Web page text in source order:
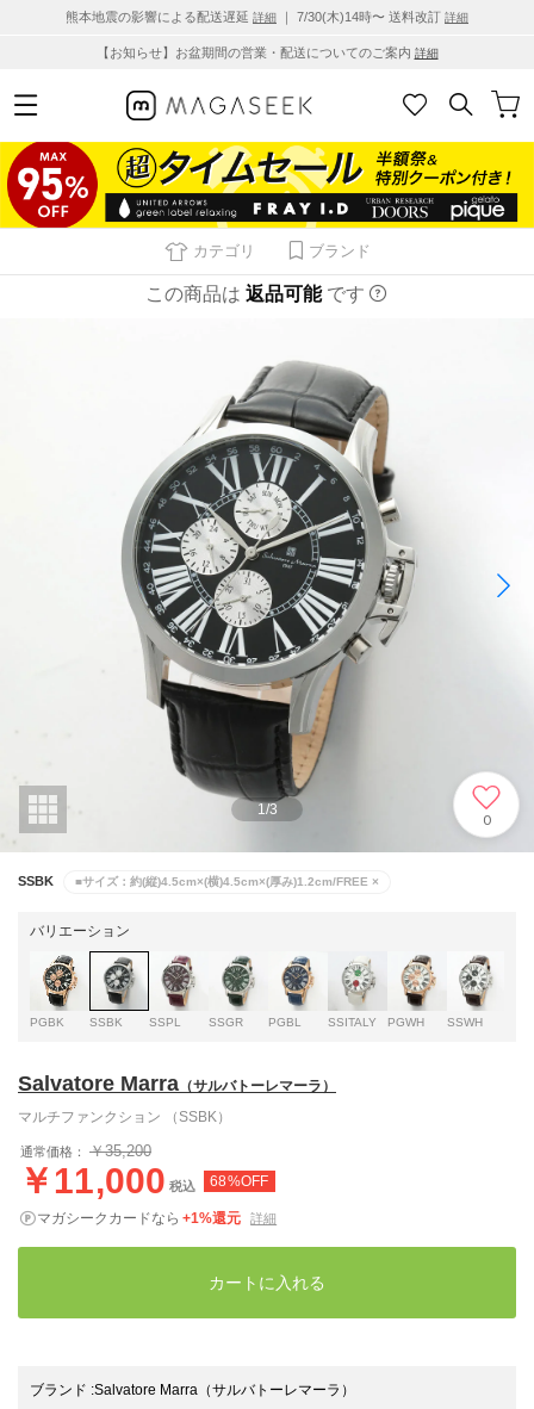
熊本地震の影響による配送遅延 詳細 ｜ 7/30(木)14時〜 送料改訂 詳細
【お知らせ】お盆期間の営業・配送についてのご案内 詳細
カテゴリ ブランド
この商品は 返品可能 です
1/3
0
SSBK ■サイズ：約(縦)4.5cm×(横)4.5cm×(厚み)1.2cm/FREE ×
バリエーション
PGBK SSBK SSPL SSGR PGBL SSITALY PGWH SSWH
Salvatore Marra （サルバトーレマーラ）
マルチファンクション （SSBK）
通常価格： ￥35,200
￥11,000 税込 68%OFF
マガシークカードなら +1%還元 詳細
カートに入れる
ブランド :Salvatore Marra （サルバトーレマーラ）